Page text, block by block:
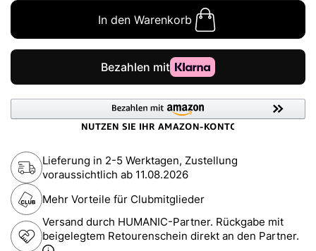
In den Warenkorb
Lieferung in 2-5 Werktagen, Zustellung
voraussichtlich ab 11.08.2026
Mehr Vorteile für Clubmitglieder
Versand durch HUMANIC-Partner. Rückgabe mit
beigelegtem Retourenschein direkt an den Partner.